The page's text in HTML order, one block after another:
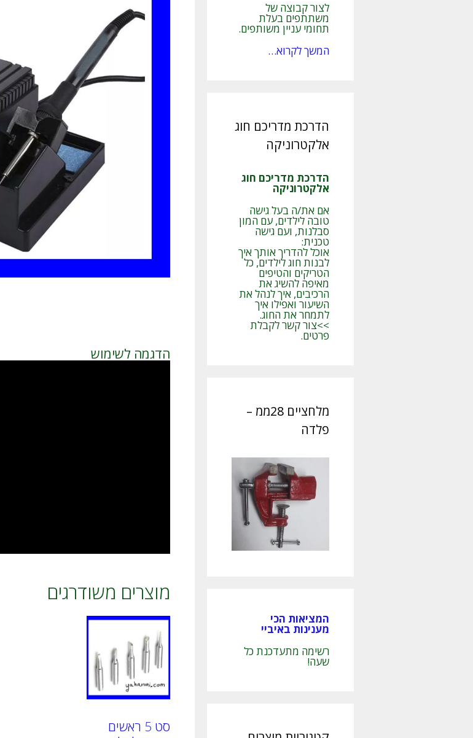
הדגמה לשימוש
מוצרים משודרגים
סט 5 ראשים
לצור קבוצה של
משתתפים בעלת
תחומי עניין משותפים.
המשך לקרוא…
הדרכת מדריכם חוג
אלקטרוניקה
הדרכת מדריכם חוג
אלקטרוניקה
אם את/ה בעל גישה
טובה לילדים, עם המון
סבלנות, ועם גישה
טכנית:
אוכל להדריך אותך איך
לבנות חוג לילדים, כל
הטריקים והטיפים
מאיפה להשיג את
הרכיבים, איך לנהל את
השיעור ואפילו איך
לתמחר את החוג.
>>צור קשר לקבלת
פרטים.
מלחציים 28ממ –
פלדה
המציאות הכי
מענינות באיביי
רשימה מתעדכנת כל
שעה!